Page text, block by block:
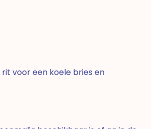
voor een koele bries en